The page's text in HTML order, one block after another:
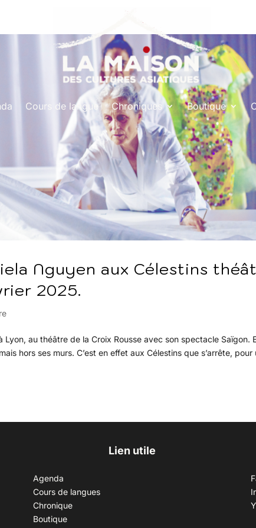
Cours de langue Chroniques Boutique
Nguyen aux Célestins
2025.
au théâtre de la Croix Rousse avec son spectacle Saïgon.
hors ses murs. C’est en effet aux Célestins que s’arrête, pour
Lien utile
Agenda
Cours de langues
Chronique
Boutique